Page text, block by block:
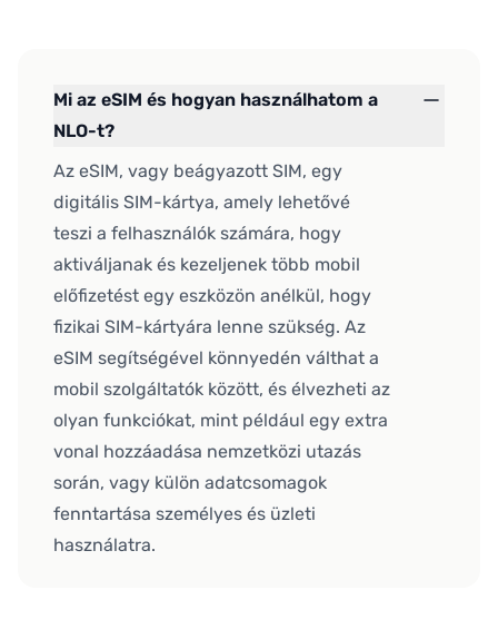
Mi az eSIM és hogyan használhatom a
NLO-t?
Az eSIM, vagy beágyazott SIM, egy
digitális SIM-kártya, amely lehetővé
teszi a felhasználók számára, hogy
aktiváljanak és kezeljenek több mobil
előfizetést egy eszközön anélkül, hogy
fizikai SIM-kártyára lenne szükség. Az
eSIM segítségével könnyedén válthat a
mobil szolgáltatók között, és élvezheti az
olyan funkciókat, mint például egy extra
vonal hozzáadása nemzetközi utazás
során, vagy külön adatcsomagok
fenntartása személyes és üzleti
használatra.